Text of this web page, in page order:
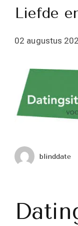
Liefde
02 augustus
blinddate